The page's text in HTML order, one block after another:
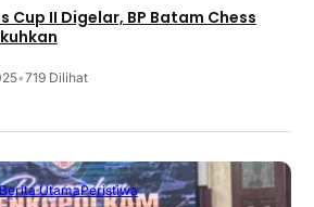
Cup II Digelar, BP Batam Chess
•719 Dilihat
UtamaPeristiwa